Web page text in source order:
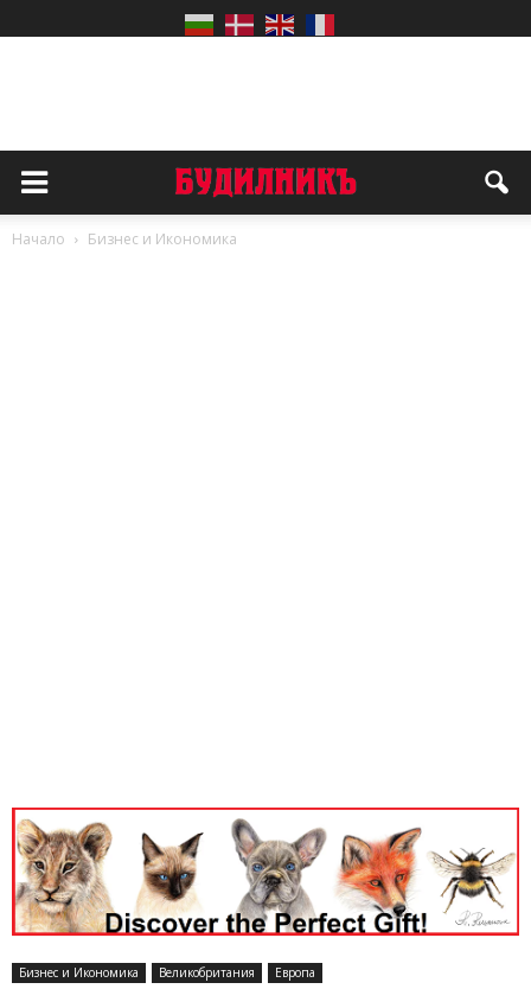
Начало Бизнес и Икономика
Бизнес и Икономика Великобритания Европа